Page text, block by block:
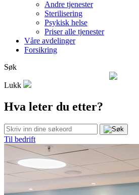
Andre tjenester
Sterilisering
Psykisk helse
Priser alle tjenester
Våre avdelinger
Forsikring
Søk
Lukk
Hva leter du etter?
Til bedrift